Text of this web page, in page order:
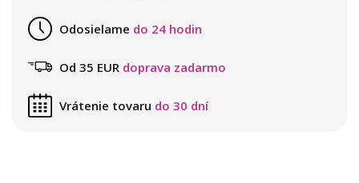
Odosielame do 24 hodin
Od 35 EUR doprava zadarmo
Vrátenie tovaru do 30 dní